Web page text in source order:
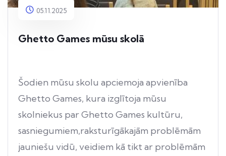
05.11.2025
Ghetto Games mūsu skolā
Šodien mūsu skolu apciemoja apvienība
Ghetto Games, kura izglītoja mūsu
skolniekus par Ghetto Games kultūru,
sasniegumiem,raksturīgākajām problēmām
jauniešu vidū, veidiem kā tikt ar problēmām